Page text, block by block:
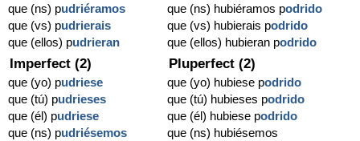
que (ns) pudriéramos
que (vs) pudrierais
que (ellos) pudrieran
que (ns) hubiéramos podrido
que (vs) hubierais podrido
que (ellos) hubieran podrido
Imperfect (2)
que (yo) pudriese
que (tú) pudrieses
que (él) pudriese
que (ns) pudriésemos
Pluperfect (2)
que (yo) hubiese podrido
que (tú) hubieses podrido
que (él) hubiese podrido
que (ns) hubiésemos